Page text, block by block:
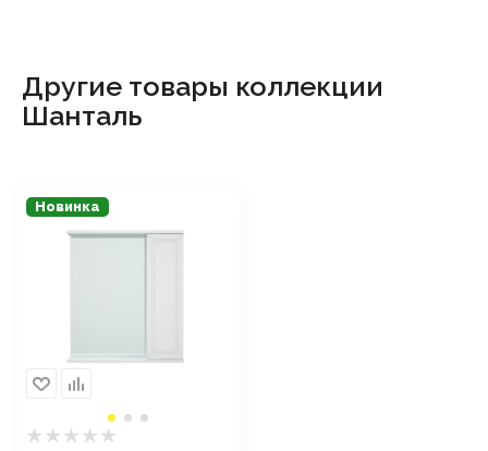
Другие товары коллекции
Шанталь
Новинка